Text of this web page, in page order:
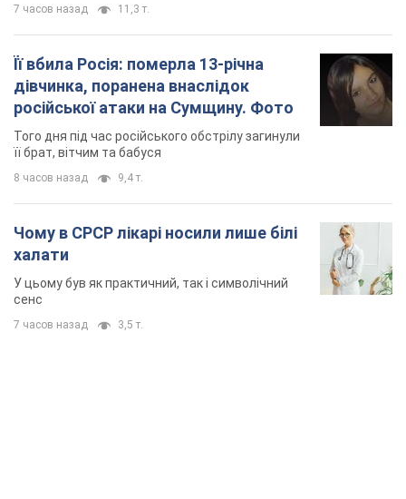
7 часов назад 11,3 т.
Її вбила Росія: померла 13-річна
дівчинка, поранена внаслідок
російської атаки на Сумщину. Фото
Того дня під час російського обстрілу загинули
її брат, вітчим та бабуся
8 часов назад 9,4 т.
Чому в СРСР лікарі носили лише білі
халати
У цьому був як практичний, так і символічний
сенс
7 часов назад 3,5 т.